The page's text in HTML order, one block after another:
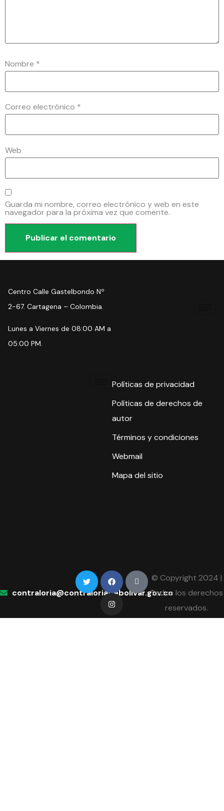
Nombre *
Correo electrónico *
Web
Guarda mi nombre, correo electrónico y web en este
navegador para la próxima vez que comente.
Centro Calle Gastelbondo Nº
2-67. Cartagena – Colombia.
Lunes a Viernes de 08:00 AM a
05:00 PM.
Políticas de privacidad
Políticas de derechos de
autor
Términos y condiciones
Webmail
Mapa del sitio
contraloria@contraloriadebolivar.gov.co
© Copyright 2024 |
Todos los derechos
reservados.